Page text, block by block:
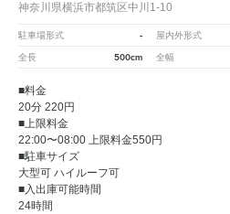
神奈川県横浜市都筑区中川1-10
駐車場形式 - 屋内外形式
全長 500cm 全幅
■料金
20分 220円
■上限料金
22:00〜08:00 上限料金550円
■駐車サイズ
大型可 ハイルーフ可
■入出庫可能時間
24時間